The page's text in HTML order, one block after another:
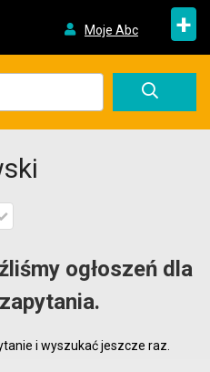
Moje Abc +
ogłoszeń dla
i wyszukać jeszcze raz.